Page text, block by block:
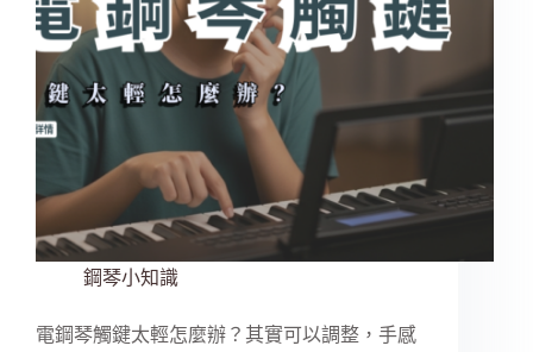
鋼琴小知識
電鋼琴觸鍵太輕怎麼辦？其實可以調整，手感